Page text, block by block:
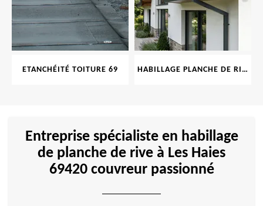
ETANCHÉITÉ TOITURE 69 HABILLAGE PLANCHE DE RIVE 69
Entreprise spécialiste en habillage
de planche de rive à Les Haies
69420 couvreur passionné